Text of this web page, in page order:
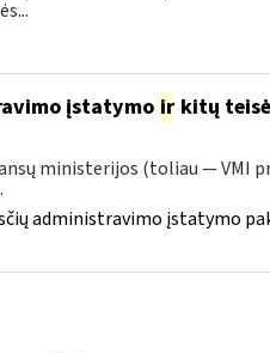
įstatymo irkitų
ministerijos (toliau — VMI
administravimo įstatymo